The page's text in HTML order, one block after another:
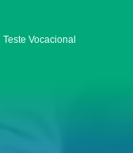
Teste Vocacional